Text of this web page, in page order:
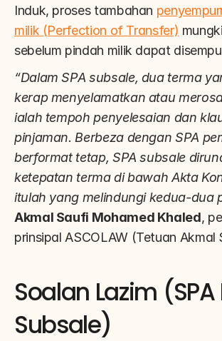
Induk, proses tambahan
milik (Perfection of Transfer)
sebelum pindah milik dapat
“Dalam SPA subsale, dua terma
kerap menyelamatkan atau
ialah tempoh penyelesaian dan
pinjaman. Berbeza dengan SPA
berformat tetap, SPA subsale
ketepatan terma di bawah Akta
itulah yang melindungi kedua-dua
Akmal Saufi Mohamed Khaled,
prinsipal ASCOLAW (Tetuan Akmal
Soalan Lazim
Subsale)